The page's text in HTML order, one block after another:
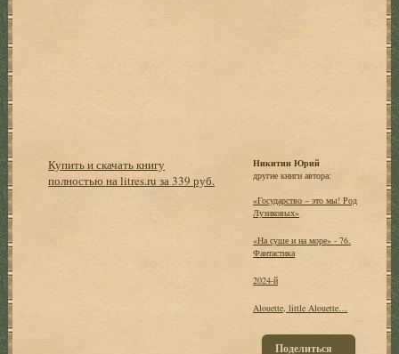
Купить и скачать книгу
полностью на litres.ru за 339 руб.
Никитин Юрий
другие книги автора:
«Государство – это мы! Род
Лузиковых»
«На суше и на море» - 76.
Фантастика
2024-й
Alouette, little Alouette…
Поделиться